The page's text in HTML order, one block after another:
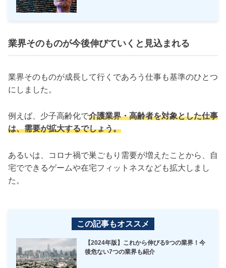
業界そのものが今後伸びていくと見込まれる
業界そのものが成長して行くであろう仕事も基準のひとつ
にしました。
例えば、少子高齢化で介護業界・高齢者を対象とした仕事
は、需要が拡大するでしょう。
あるいは、コロナ禍で巣ごもり需要が増えたことから、自
宅でできるゲームや在宅フィットネスなども拡大しまし
た。
この記事もオススメ
【2024年版】これから伸びる9つの業界！今
後危ない7つの業界も紹介